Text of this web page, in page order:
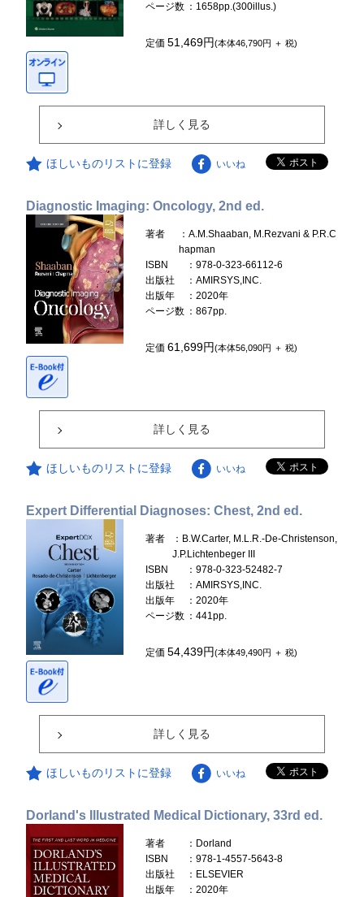
ページ数 ：1658pp.(300illus.)
定価51,469円(本体46,790円 ＋ 税)
詳しく見る
ほしいものリストに登録 いいね
Diagnostic Imaging: Oncology, 2nd ed.
著者
：A.M.Shaaban, M.Rezvani & P.R.C
hapman
ISBN
：978-0-323-66112-6
出版社
：AMIRSYS,INC.
出版年
：2020年
ページ数 ：867pp.
定価61,699円(本体56,090円 ＋ 税)
詳しく見る
ほしいものリストに登録 いいね
Expert Differential Diagnoses: Chest, 2nd ed.
著者
：B.W.Carter, M.L.R.-De-Christenson,
J.P.Lichtenbeger III
ISBN
：978-0-323-52482-7
出版社
：AMIRSYS,INC.
出版年
：2020年
ページ数 ：441pp.
定価54,439円(本体49,490円 ＋ 税)
詳しく見る
ほしいものリストに登録 いいね
Dorland's Illustrated Medical Dictionary, 33rd ed.
著者
：Dorland
ISBN
：978-1-4557-5643-8
出版社
：ELSEVIER
出版年
：2020年